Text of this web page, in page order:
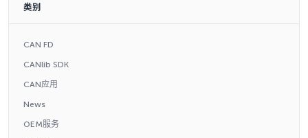
类别
CAN FD
CANlib SDK
CAN应用
News
OEM服务